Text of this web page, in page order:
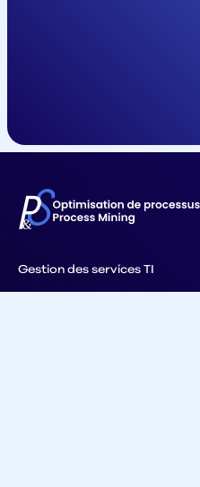
Gestion des services TI